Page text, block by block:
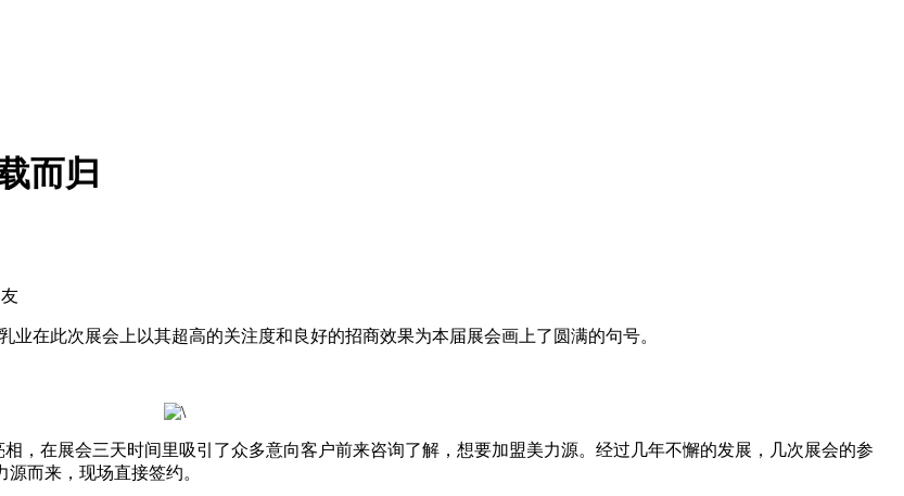
而归
在此次展会上以其超高的关注度和良好的招商效果为本届展会画上了圆满的句号。
在展会三天时间里吸引了众多意向客户前来咨询了解，想要加盟美力源。经过几年不懈的发展，几次展会的参
而来，现场直接签约。